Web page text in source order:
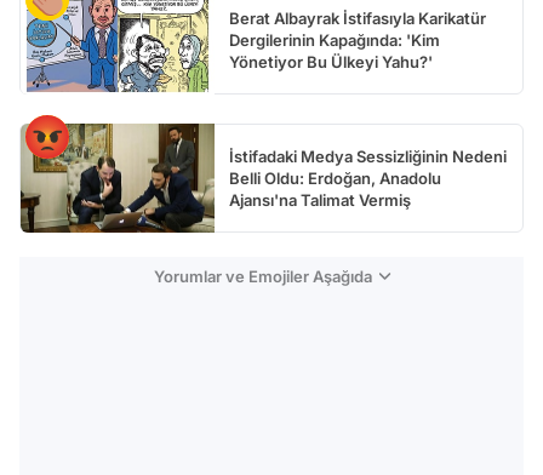
Berat Albayrak İstifasıyla Karikatür
Dergilerinin Kapağında: 'Kim
Yönetiyor Bu Ülkeyi Yahu?'
İstifadaki Medya Sessizliğinin Nedeni
Belli Oldu: Erdoğan, Anadolu
Ajansı'na Talimat Vermiş
Yorumlar ve Emojiler Aşağıda